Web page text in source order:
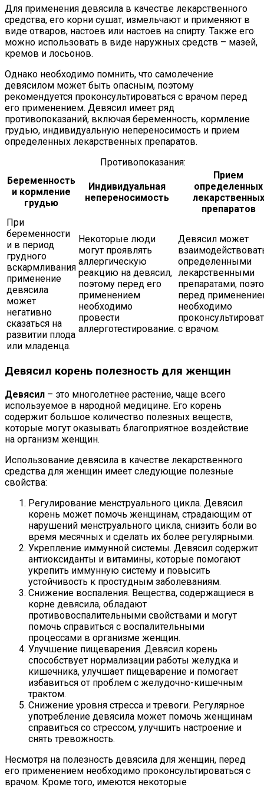
Для применения девясила в качестве лекарственного
средства, его корни сушат, измельчают и применяют в
виде отваров, настоев или настоев на спирту. Также его
можно использовать в виде наружных средств – мазей,
кремов и лосьонов.
Однако необходимо помнить, что самолечение
девясилом может быть опасным, поэтому
рекомендуется проконсультироваться с врачом перед
его применением. Девясил имеет ряд
противопоказаний, включая беременность, кормление
грудью, индивидуальную непереносимость и прием
определенных лекарственных препаратов.
Противопоказания:
Беременность
и кормление
грудью
Индивидуальная
непереносимость
Прием
определенных
лекарственных
препаратов
При
беременности
и в период
грудного
вскармливания
применение
девясила
может
негативно
сказаться на
развитии плода
или младенца.
Некоторые люди
могут проявлять
аллергическую
реакцию на девясил,
поэтому перед его
применением
необходимо
провести
аллерготестирование.
Девясил может
определенными
лекарственными
препаратами,
перед
необходимо
с врачом.
Девясил корень полезность для женщин
Девясил – это многолетнее растение, чаще всего
используемое в народной медицине. Его корень
содержит большое количество полезных веществ,
которые могут оказывать благоприятное воздействие
на организм женщин.
Использование девясила в качестве лекарственного
средства для женщин имеет следующие полезные
свойства:
Регулирование менструального цикла. Девясил
корень может помочь женщинам, страдающим от
нарушений менструального цикла, снизить боли во
время месячных и сделать их более регулярными.
Укрепление иммунной системы. Девясил содержит
антиоксиданты и витамины, которые помогают
укрепить иммунную систему и повысить
устойчивость к простудным заболеваниям.
Снижение воспаления. Вещества, содержащиеся в
корне девясила, обладают
противовоспалительными свойствами и могут
помочь справиться с воспалительными
процессами в организме женщин.
Улучшение пищеварения. Девясил корень
способствует нормализации работы желудка и
кишечника, улучшает пищеварение и помогает
избавиться от проблем с желудочно-кишечным
трактом.
Снижение уровня стресса и тревоги. Регулярное
употребление девясила может помочь женщинам
справиться со стрессом, улучшить настроение и
снять тревожность.
Несмотря на полезность девясила для женщин, перед
его применением необходимо проконсультироваться с
врачом. Кроме того, имеются некоторые